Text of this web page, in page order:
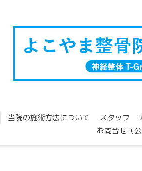
当院の施術方法について スタッフ
お問合せ（公